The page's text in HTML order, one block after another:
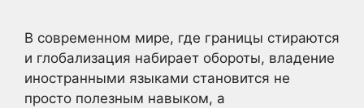
В современном мире, где границы стираются
и глобализация набирает обороты, владение
иностранными языками становится не
просто полезным навыком, а